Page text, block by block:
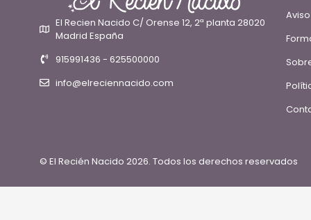
El Recien Nacido C/ Orense 12, 2ª planta 28020
Madrid España
915991436 - 625500000
info@elreciennacido.com
© El Recién Nacido 2026. Todos los derechos reservados